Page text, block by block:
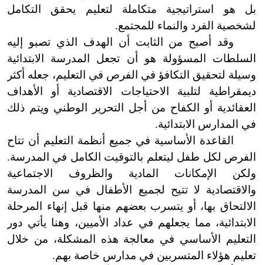
بل هو استراتيجية متكاملة لتعليم يحقق التكامل
لشخصية الفرد والنماء للمجتمع.
وقد أصبح من الثابت أن الهدف الذي تصبو إليه
السلطات المسؤولة هو أن تجعل المدرسة الابتدائية
وسيلة لتحقيق التكافؤ في الفرص في التعليم، جعله أكثر
ديمقراطية لتلبية الاحتياجات الاقتصادية أو الأهداف
العقائدية أو الكفاح من أجل التحرير الوطني ويتم ذلك
في المدارس الابتدائية.
القاعدة الأساسية في جميع أنظمة التعليم أن تتاح
الفرص لكل طفل ليتعلم بالتوقيت الكامل في المدرسة.
ولكن الإمكانات المادية والظروف الاجتماعية
والاقتصادية لاتتيح لجميع الأطفال في سن المدرسة
الالتحاق بها، أو يتسرب بعضهم منها قبل إنهاء المرحلة
الابتدائية، مما يجعلهم في عداد الأميين، وهنا يأتي دور
التعليم الأساسي في معالجة هذه المشكلة، من خلال
تعليم هؤلاء المتسربين في مدارس خاصة بهم.